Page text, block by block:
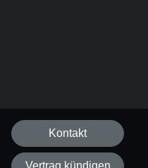
Kontakt
Vertrag kündigen